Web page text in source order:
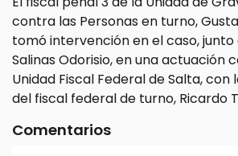
contra las Personas en turno,
tomó intervención en el caso, junto
Salinas Odorisio, en una actuación
Unidad Fiscal Federal de Salta,
del fiscal federal de turno, Ricardo
Comentarios